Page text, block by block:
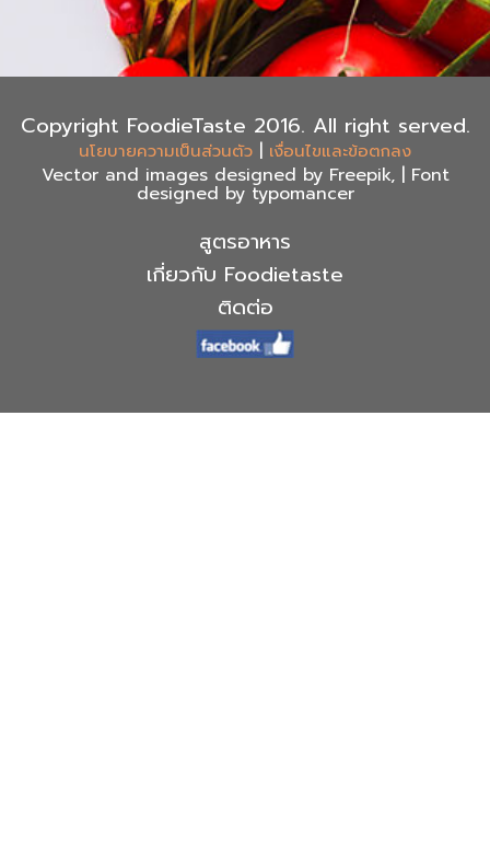
Copyright FoodieTaste 2016. All right served.
นโยบายความเป็นส่วนตัว | เงื่อนไขและข้อตกลง
Vector and images designed by Freepik, | Font
designed by typomancer
สูตรอาหาร
เกี่ยวกับ Foodietaste
ติดต่อ